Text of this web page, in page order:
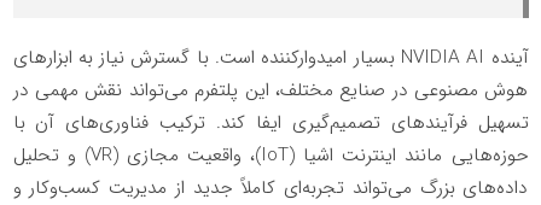
آینده NVIDIA AI بسیار امیدوارکننده است. با گسترش نیاز به ابزارهای
هوش مصنوعی در صنایع مختلف، این پلتفرم می‌تواند نقش مهمی در
تسهیل فرآیندهای تصمیم‌گیری ایفا کند. ترکیب فناوری‌های آن با
حوزه‌هایی مانند اینترنت اشیا (IoT)، واقعیت مجازی (VR) و تحلیل
داده‌های بزرگ می‌تواند تجربه‌ای کاملاً جدید از مدیریت کسب‌وکار و